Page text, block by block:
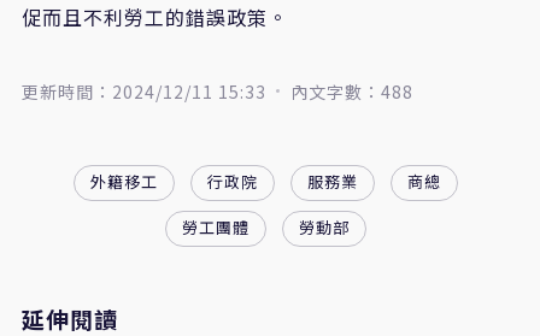
促而且不利勞工的錯誤政策。
更新時間：2024/12/11 15:33 內文字數：488
外籍移工 行政院 服務業
商總
勞工團體
勞動部
延伸閱讀